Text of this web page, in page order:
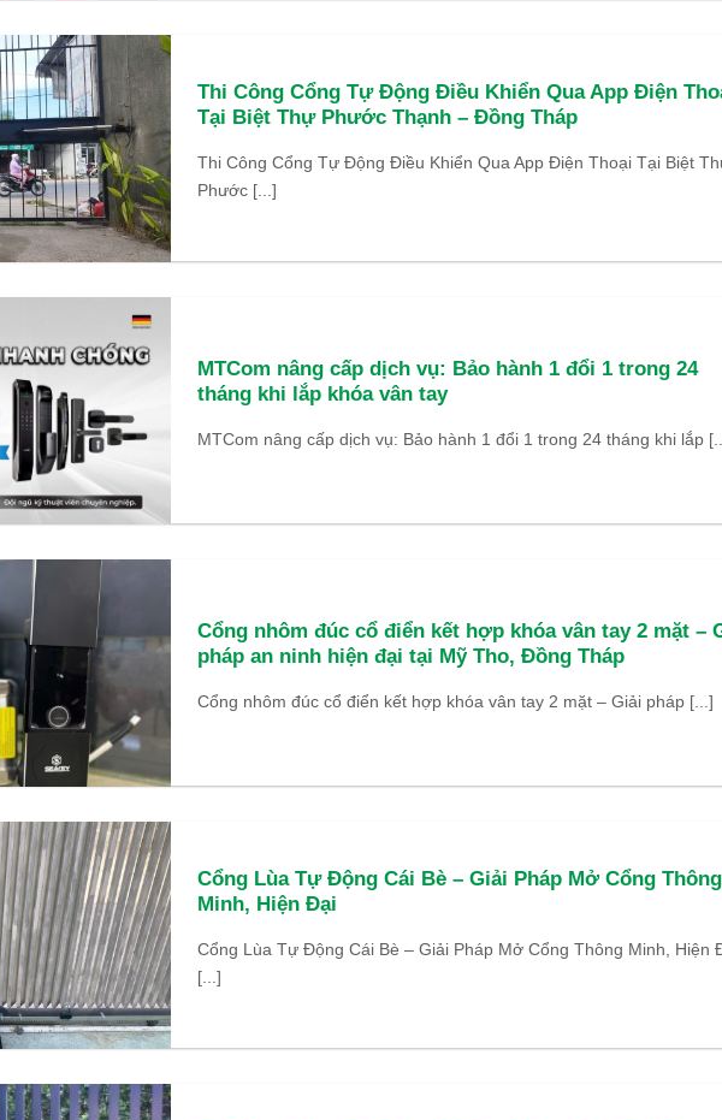
Thi Công Cổng Tự Động Điều Khiển Qua App Điện
Tại Biệt Thự Phước Thạnh – Đồng Tháp
Thi Công Cổng Tự Động Điều Khiển Qua App Điện Thoại Tại Biệt
Phước [...]
MTCom nâng cấp dịch vụ: Bảo hành 1 đổi 1 trong 24
tháng khi lắp khóa vân tay
MTCom nâng cấp dịch vụ: Bảo hành 1 đổi 1 trong 24 tháng khi lắp
Cổng nhôm đúc cổ điển kết hợp khóa vân tay 2 mặt –
pháp an ninh hiện đại tại Mỹ Tho, Đồng Tháp
Cổng nhôm đúc cổ điển kết hợp khóa vân tay 2 mặt – Giải pháp [...]
Cổng Lùa Tự Động Cái Bè – Giải Pháp Mở Cổng Thông
Minh, Hiện Đại
Cổng Lùa Tự Động Cái Bè – Giải Pháp Mở Cổng Thông Minh, Hiện
[...]